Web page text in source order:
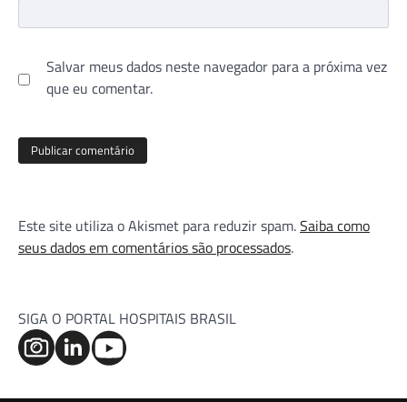
Salvar meus dados neste navegador para a próxima vez
que eu comentar.
Este site utiliza o Akismet para reduzir spam.Saiba como
seus dados em comentários são processados.
SIGA O PORTAL HOSPITAIS BRASIL